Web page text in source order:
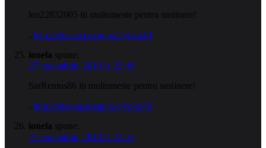
leo22832005 iti multumeste pentru sustinere!
http://reteaua.emag.ro/c/yoko49
ionela spune:
27 noiembrie, 2010 la 22:49
SarRemus86 iti multumeste pentru sustinere!
http://reteaua.emag.ro/c/yoko49
ionela spune:
27 noiembrie, 2010 la 22:51